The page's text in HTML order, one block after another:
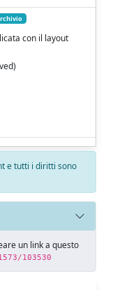
con il layout
e tutti i diritti sono
un link a questo
103530